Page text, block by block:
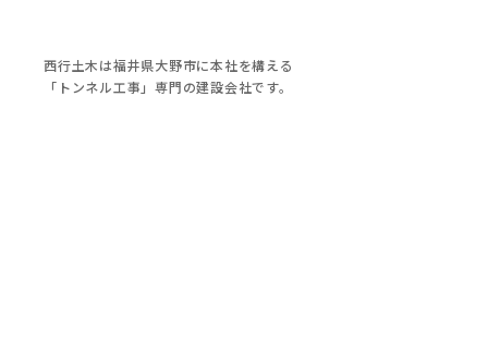
西行土木は福井県大野市に本社を構える
「トンネル工事」専門の建設会社です。